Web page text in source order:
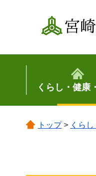
宮崎県
くらし・健康
トップ> くら